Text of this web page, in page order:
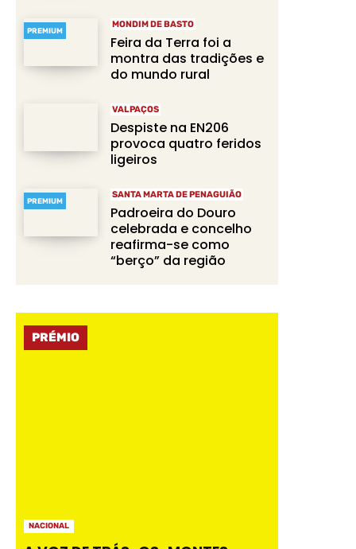
PREMIUM
MONDIM DE BASTO
Feira da Terra foi a
montra das tradições e
do mundo rural
VALPAÇOS
Despiste na EN206
provoca quatro feridos
ligeiros
PREMIUM
SANTA MARTA DE PENAGUIÃO
Padroeira do Douro
celebrada e concelho
reafirma-se como
“berço” da região
PRÉMIO
NACIONAL